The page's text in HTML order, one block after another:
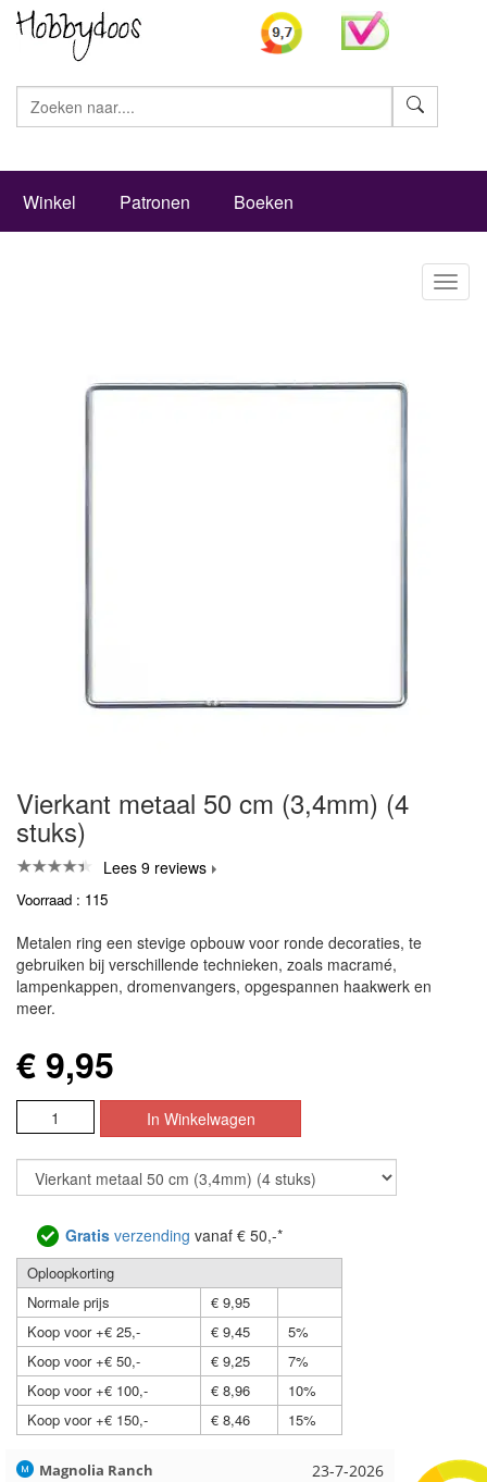
Winkel Patronen Boeken
Vierkant metaal 50 cm (3,4mm) (4
stuks)
Lees 9 reviews
Voorraad : 115
Metalen ring een stevige opbouw voor ronde decoraties, te
gebruiken bij verschillende technieken, zoals macramé,
lampenkappen, dromenvangers, opgespannen haakwerk en
meer.
€ 9,95
Gratis verzending vanaf € 50,-*
Oploopkorting
Normale prijs
€ 9,95
Koop voor +€ 25,-
€ 9,45
5%
Koop voor +€ 50,-
€ 9,25
7%
Koop voor +€ 100,-
€ 8,96
10%
Koop voor +€ 150,-
€ 8,46 15%
17-7-2026
Hilde uit Loyers Loes uit